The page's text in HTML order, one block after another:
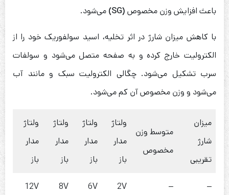
باعث افزایش وزن مخصوص (SG) می‌شود.
با کاهش میزان شارژ در اثر تخلیه، اسید سولفوریک خود را از
الکترولیت خارج کرده و به صفحه متصل می‌شود و سولفات
سرب تشکیل می‌شود. چگالی الکترولیت سبک و مانند آب
می‌شود و وزن مخصوص آن کم می‌شود.
میزان
شارژ
تقریبی
متوسط وزن
مخصوص
ولتاژ
مدار
باز
ولتاژ
مدار
باز
ولتاژ
مدار
باز
ولتاژ
مدار
باز
–
–
2V
6V
8V
12V